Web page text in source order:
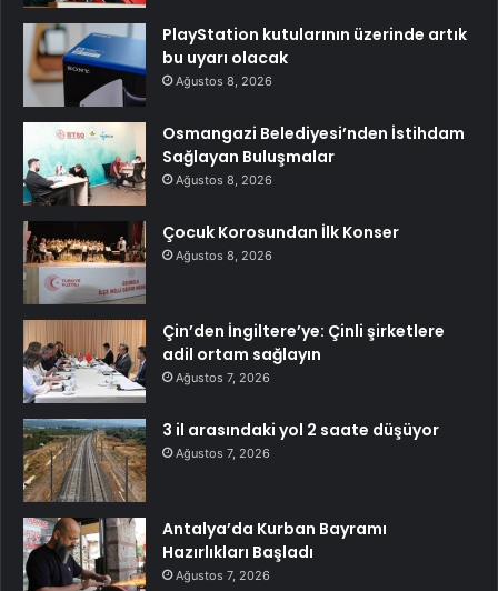
PlayStation kutularının üzerinde artık
bu uyarı olacak
Ağustos 8, 2026
Osmangazi Belediyesi’nden İstihdam
Sağlayan Buluşmalar
Ağustos 8, 2026
Çocuk Korosundan İlk Konser
Ağustos 8, 2026
Çin’den İngiltere’ye: Çinli şirketlere
adil ortam sağlayın
Ağustos 7, 2026
3 il arasındaki yol 2 saate düşüyor
Ağustos 7, 2026
Antalya’da Kurban Bayramı
Hazırlıkları Başladı
Ağustos 7, 2026